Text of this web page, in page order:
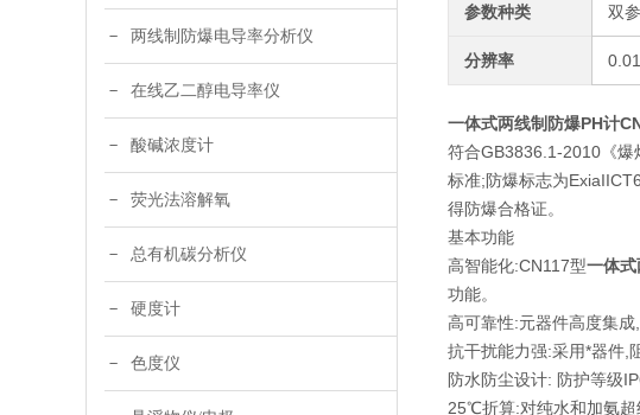
两线制防爆电导率分析仪
在线乙二醇电导率仪
酸碱浓度计
荧光法溶解氧
总有机碳分析仪
硬度计
色度仪
参数种类 双
分辨率 0.01
一体式两线制防爆PH计
符合GB3836.1-2010《爆
标准;防爆标志为
得防爆合格证。
基本功能
高智能化:CN117型一体
功能。
高可靠性:元器件高度集成
抗干扰能力强:采用*器件,
防水防尘设计: 防护等级
25℃折算:对纯水和加氨超